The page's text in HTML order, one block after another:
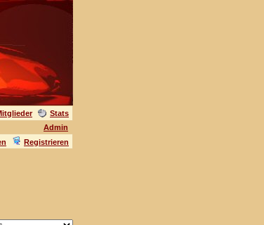
Stats
Admin
Registrieren